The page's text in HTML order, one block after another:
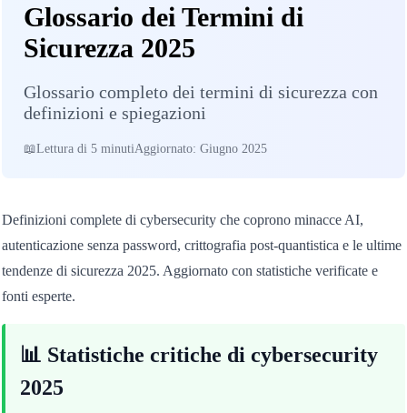
Glossario dei Termini di
Sicurezza 2025
Glossario completo dei termini di sicurezza con
definizioni e spiegazioni
Lettura di 5 minutiAggiornato: Giugno 2025
Definizioni complete di cybersecurity che coprono minacce AI,
autenticazione senza password, crittografia post-quantistica e le ultime
tendenze di sicurezza 2025. Aggiornato con statistiche verificate e
fonti esperte.
📊 Statistiche critiche di cybersecurity
2025